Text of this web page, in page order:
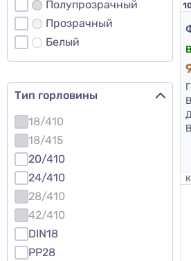
Полупрозрачный
Прозрачный
Белый
Тип горловины
18/410
18/415
20/410
24/410
28/410
42/410
DIN18
PP28